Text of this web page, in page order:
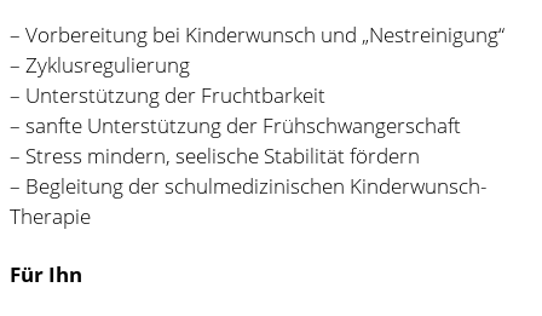
– Vorbereitung bei Kinderwunsch und „Nestreinigung“
– Zyklusregulierung
– Unterstützung der Fruchtbarkeit
– sanfte Unterstützung der Frühschwangerschaft
– Stress mindern, seelische Stabilität fördern
– Begleitung der schulmedizinischen Kinderwunsch-
Therapie
Für Ihn